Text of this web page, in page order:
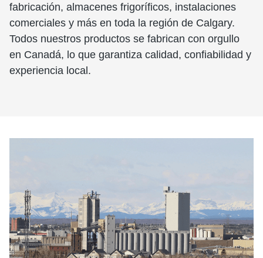
fabricación, almacenes frigoríficos, instalaciones
comerciales y más en toda la región de Calgary.
Todos nuestros productos se fabrican con orgullo
en Canadá, lo que garantiza calidad, confiabilidad y
experiencia local.